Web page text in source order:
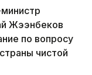
Жээнбеков
по вопросу
чистой